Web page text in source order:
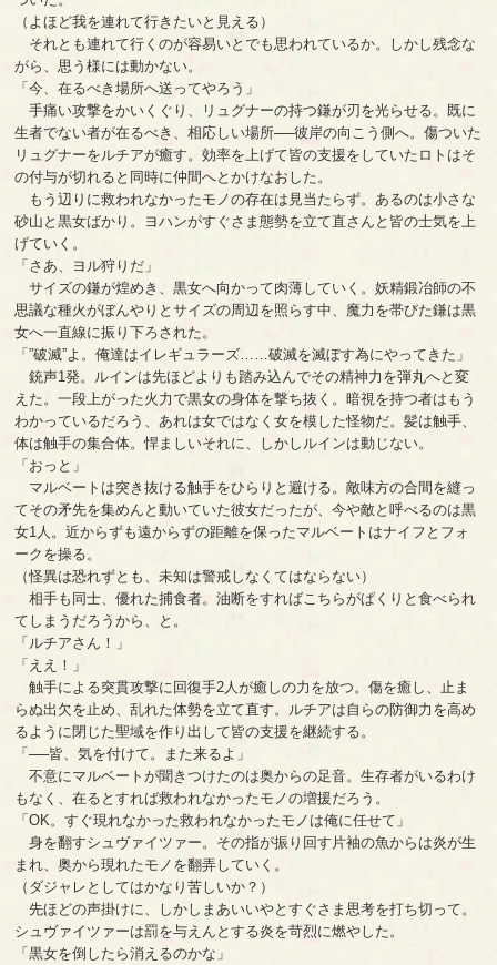
（よほど我を連れて行きたいと見える）
それとも連れて行くのが容易いとでも思われているか。しかし残念な
がら、思う様には動かない。
「今、在るべき場所へ送ってやろう」
手痛い攻撃をかいくぐり、リュグナーの持つ鎌が刃を光らせる。既に
生者でない者が在るべき、相応しい場所──彼岸の向こう側へ。傷ついた
リュグナーをルチアが癒す。効率を上げて皆の支援をしていたロトはそ
の付与が切れると同時に仲間へとかけなおした。
もう辺りに救われなかったモノの存在は見当たらず。あるのは小さな
砂山と黒女ばかり。ヨハンがすぐさま態勢を立て直さんと皆の士気を上
げていく。
「さあ、ヨル狩りだ」
サイズの鎌が煌めき、黒女へ向かって肉薄していく。妖精鍛冶師の不
思議な種火がぼんやりとサイズの周辺を照らす中、魔力を帯びた鎌は黒
女へ一直線に振り下ろされた。
「”破滅”よ。俺達はイレギュラーズ……破滅を滅ぼす為にやってきた」
銃声1発。ルインは先ほどよりも踏み込んでその精神力を弾丸へと変
えた。一段上がった火力で黒女の身体を撃ち抜く。暗視を持つ者はもう
わかっているだろう、あれは女ではなく女を模した怪物だ。髪は触手、
体は触手の集合体。悍ましいそれに、しかしルインは動じない。
「おっと」
マルベートは突き抜ける触手をひらりと避ける。敵味方の合間を縫っ
てその矛先を集めんと動いていた彼女だったが、今や敵と呼べるのは黒
女1人。近からずも遠からずの距離を保ったマルベートはナイフとフォ
ークを操る。
（怪異は恐れずとも、未知は警戒しなくてはならない）
相手も同士、優れた捕食者。油断をすればこちらがぱくりと食べられ
てしまうだろうから、と。
「ルチアさん！」
「ええ！」
触手による突貫攻撃に回復手2人が癒しの力を放つ。傷を癒し、止ま
らぬ出欠を止め、乱れた体勢を立て直す。ルチアは自らの防御力を高め
るように閉じた聖域を作り出して皆の支援を継続する。
「──皆、気を付けて。また来るよ」
不意にマルベートが聞きつけたのは奥からの足音。生存者がいるわけ
もなく、在るとすれば救われなかったモノの増援だろう。
「OK。すぐ現れなかった救われなかったモノは俺に任せて」
身を翻すシュヴァイツァー。その指が振り回す片袖の魚からは炎が生
まれ、奥から現れたモノを翻弄していく。
（ダジャレとしてはかなり苦しいか？）
先ほどの声掛けに、しかしまあいいやとすぐさま思考を打ち切って。
シュヴァイツァーは罰を与えんとする炎を苛烈に燃やした。
「黒女を倒したら消えるのかな」